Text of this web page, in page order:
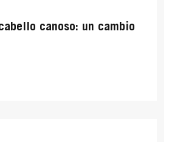
canoso: un cambio